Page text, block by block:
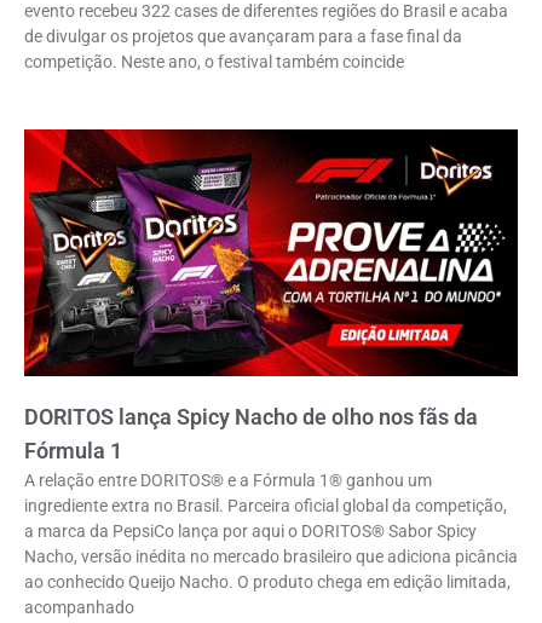
evento recebeu 322 cases de diferentes regiões do Brasil e acaba
de divulgar os projetos que avançaram para a fase final da
competição. Neste ano, o festival também coincide
DORITOS lança Spicy Nacho de olho nos fãs da
Fórmula 1
A relação entre DORITOS® e a Fórmula 1® ganhou um
ingrediente extra no Brasil. Parceira oficial global da competição,
a marca da PepsiCo lança por aqui o DORITOS® Sabor Spicy
Nacho, versão inédita no mercado brasileiro que adiciona picância
ao conhecido Queijo Nacho. O produto chega em edição limitada,
acompanhado